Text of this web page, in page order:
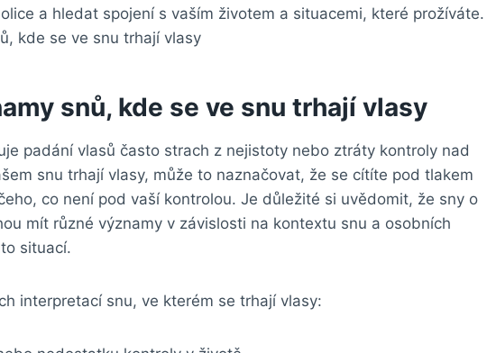
a hledat spojení s vaším životem a situacemi, které prožíváte.
snů, ⁤kde se ve snu trhají vlasy
padání vlasů často strach z nejistoty ⁣nebo ztráty kontroly nad
snu trhají vlasy, může to naznačovat, že se cítíte⁣ pod tlakem
⁢co není​ pod​ vaší kontrolou. Je důležité si uvědomit, že sny o
mít různé významy v závislosti na kontextu snu a osobních
situací.
interpretací snu, ⁤ve kterém se ‍trhají vlasy: